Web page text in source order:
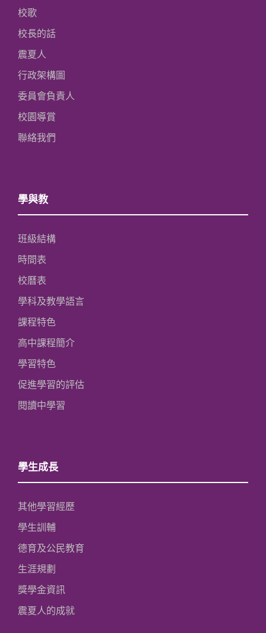
校歌
校長的話
震夏人
行政架構圖
委員會負責人
校園導賞
聯絡我們
學與教
班級結構
時間表
校曆表
學科及教學語言
課程特色
高中課程簡介
學習特色
促進學習的評估
閱讀中學習
學生成長
其他學習經歷
學生訓輔
德育及公民教育
生涯規劃
獎學金資訊
震夏人的成就